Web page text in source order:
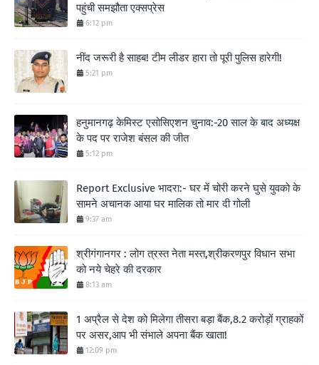
पहुंची समझौता एक्सप्रेस
6:12 pm
नींद जरूरी है साहब! टीम लीडर हारा तो पूरी पुलिस हारेगी!
5:21 pm
हनुमानगढ़ केमिस्ट एसोसिएशन चुनाव:-20 साल के बाद अध्यक्ष
के पद पर राजेश बंसल की जीत
5:12 pm
Report Exclusive भादरा:- घर में चोरी करने घुसे युवको के
सामने अचानक आया घर मालिक तो मार दी गोली
9:37 am
श्रीगंगानगर : लोग त्रस्त नेता मस्त,श्रीकरणपुर विधान सभा
को नये चेहरे की दरकार
8:13 am
1 अप्रैल से देश को मिलेगा तीसरा बड़ा बैंक,8.2 करोड़ों ग्राहकों
पर असर,आप भी संभाले अपना बैंक खाता!
12:09 pm